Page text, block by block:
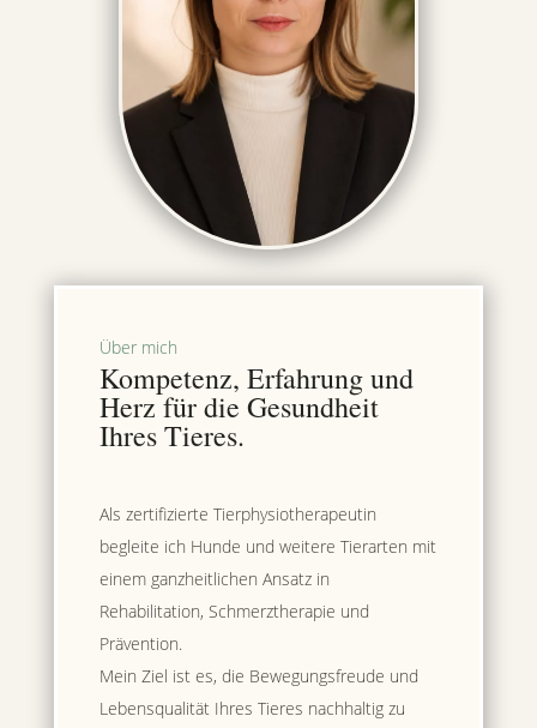
Über mich
Kompetenz, Erfahrung und
Herz für die Gesundheit
Ihres Tieres.
Als zertifizierte Tierphysiotherapeutin
begleite ich Hunde und weitere Tierarten mit
einem ganzheitlichen Ansatz in
Rehabilitation, Schmerztherapie und
Prävention.
Mein Ziel ist es, die Bewegungsfreude und
Lebensqualität Ihres Tieres nachhaltig zu